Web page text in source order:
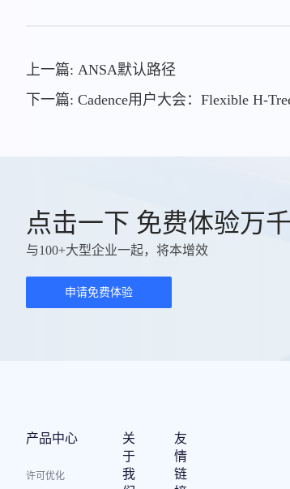
上一篇: ANSA默认路径
下一篇: Cadence用户大会：Flexible H-
点击一下 免费体验万
与100+大型企业一起，将本增效
申请免费体验
产品中心
许可优化
关
于
我
友
情
链